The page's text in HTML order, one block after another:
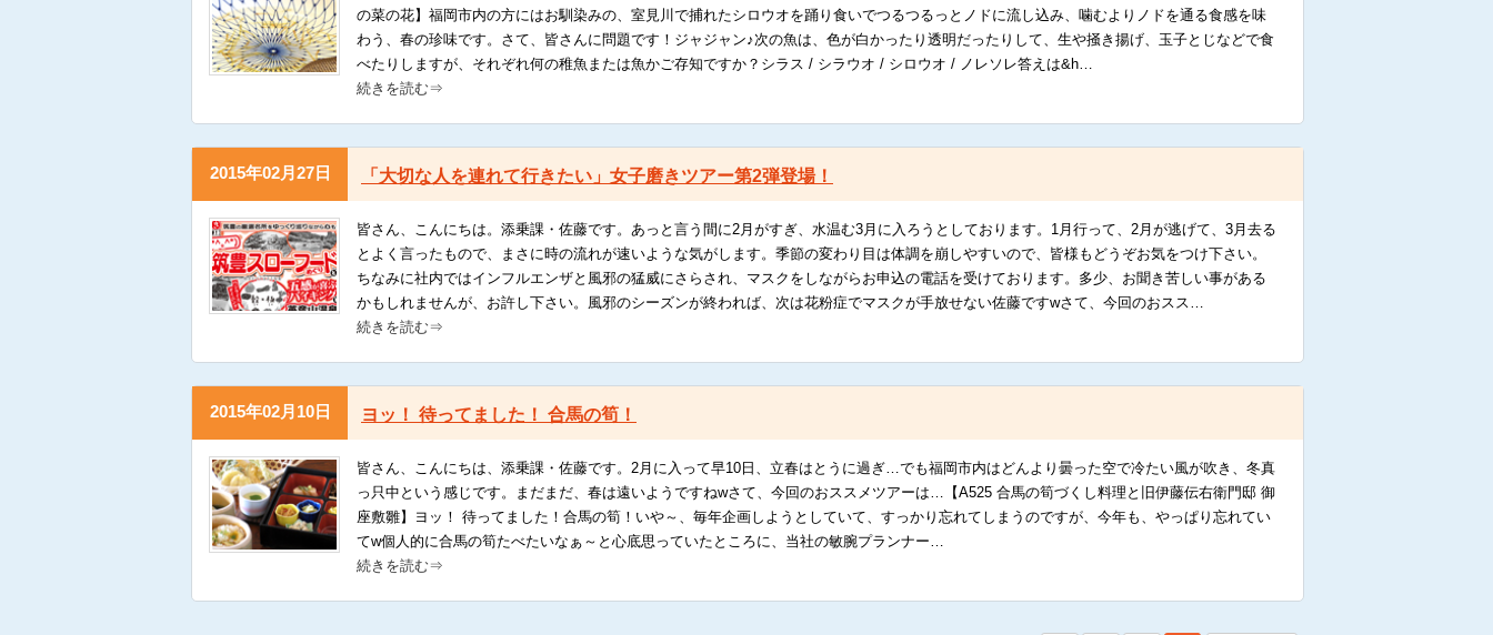
の菜の花】福岡市内の方にはお馴染みの、室見川で捕れたシロウオを踊り食いでつるつるっとノドに流し込み、噛むよりノドを通る食感を味
わう、春の珍味です。さて、皆さんに問題です！ジャジャン♪次の魚は、色が白かったり透明だったりして、生や掻き揚げ、玉子とじなどで食
べたりしますが、それぞれ何の稚魚または魚かご存知ですか？シラス / シラウオ / シロウオ / ノレソレ答えは&h…
続きを読む⇒
2015年02月27日 「大切な人を連れて行きたい」女子磨きツアー第2弾登場！
皆さん、こんにちは。添乗課・佐藤です。あっと言う間に2月がすぎ、水温む3月に入ろうとしております。1月行って、2月が逃げて、3月去る
とよく言ったもので、まさに時の流れが速いような気がします。季節の変わり目は体調を崩しやすいので、皆様もどうぞお気をつけ下さい。
ちなみに社内ではインフルエンザと風邪の猛威にさらされ、マスクをしながらお申込の電話を受けております。多少、お聞き苦しい事がある
かもしれませんが、お許し下さい。風邪のシーズンが終われば、次は花粉症でマスクが手放せない佐藤ですwさて、今回のおスス…
続きを読む⇒
2015年02月10日 ヨッ！ 待ってました！ 合馬の筍！
皆さん、こんにちは、添乗課・佐藤です。2月に入って早10日、立春はとうに過ぎ…でも福岡市内はどんより曇った空で冷たい風が吹き、冬真
っ只中という感じです。まだまだ、春は遠いようですねwさて、今回のおススメツアーは…【A525 合馬の筍づくし料理と旧伊藤伝右衛門邸 御
座敷雛】ヨッ！ 待ってました！合馬の筍！いや～、毎年企画しようとしていて、すっかり忘れてしまうのですが、今年も、やっぱり忘れてい
てw個人的に合馬の筍たべたいなぁ～と心底思っていたところに、当社の敏腕プランナー…
続きを読む⇒